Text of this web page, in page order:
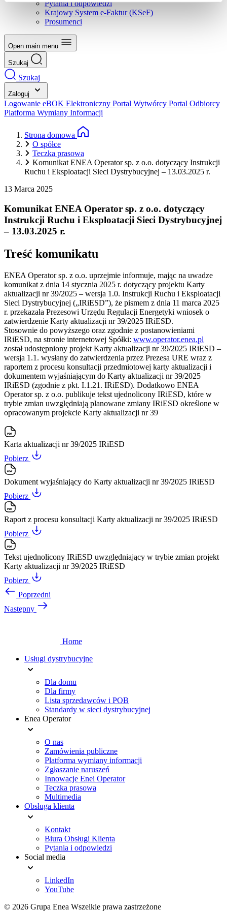
Pytania i odpowiedzi
Krajowy System e-Faktur (KSeF)
Prosumenci
Open main menu
Szukaj
Szukaj
Zaloguj
Logowanie eBOK Elektroniczny Portal Wytwórcy Portal Odbiorcy
Platforma Wymiany Informacji
Strona domowa
O spółce
Teczka prasowa
Komunikat ENEA Operator sp. z o.o. dotyczący Instrukcji
Ruchu i Eksploatacji Sieci Dystrybucyjnej – 13.03.2025 r.
13 Marca 2025
Komunikat ENEA Operator sp. z o.o. dotyczący
Instrukcji Ruchu i Eksploatacji Sieci Dystrybucyjnej
– 13.03.2025 r.
Treść komunikatu
ENEA Operator sp. z o.o. uprzejmie informuje, mając na uwadze
komunikat z dnia 14 stycznia 2025 r. dotyczący projektu Karty
aktualizacji nr 39/2025 – wersja 1.0. Instrukcji Ruchu i Eksploatacji
Sieci Dystrybucyjnej („IRiESD”), że pismem z dnia 11 marca 2025
r. przekazała Prezesowi Urzędu Regulacji Energetyki wniosek o
zatwierdzenie Karty aktualizacji nr 39/2025 IRiESD.
Stosownie do powyższego oraz zgodnie z postanowieniami
IRiESD, na stronie internetowej Spółki: www.operator.enea.pl
został udostępniony projekt Karty aktualizacji nr 39/2025 IRiESD –
wersja 1.1. wysłany do zatwierdzenia przez Prezesa URE wraz z
raportem z procesu konsultacji przedmiotowej karty aktualizacji i
dokumentem wyjaśniającym do Karty aktualizacji nr 39/2025
IRiESD (zgodnie z pkt. I.1.21. IRiESD). Dodatkowo ENEA
Operator sp. z o.o. publikuje tekst ujednolicony IRiESD, które w
trybie zmian uwzględniają planowane zmiany IRiESD określone w
opracowanym projekcie Karty aktualizacji nr 39
Karta aktualizacji nr 39/2025 IRiESD
Pobierz
Dokument wyjaśniający do Karty aktualizacji nr 39/2025 IRiESD
Pobierz
Raport z procesu konsultacji Karty aktualizacji nr 39/2025 IRiESD
Pobierz
Tekst ujednolicony IRiESD uwzględniający w trybie zmian projekt
Karty aktualizacji nr 39/2025 IRiESD
Pobierz
Poprzedni
Następny
Home
Usługi dystrybucyjne
Dla domu
Dla firmy
Lista sprzedawców i POB
Standardy w sieci dystrybucyjnej
Enea Operator
O nas
Zamówienia publiczne
Platforma wymiany informacji
Zgłaszanie naruszeń
Innowacje Enei Operator
Teczka prasowa
Multimedia
Obsługa klienta
Kontakt
Biura Obsługi Klienta
Pytania i odpowiedzi
Social media
LinkedIn
YouTube
© 2026 Grupa Enea Wszelkie prawa zastrzeżone